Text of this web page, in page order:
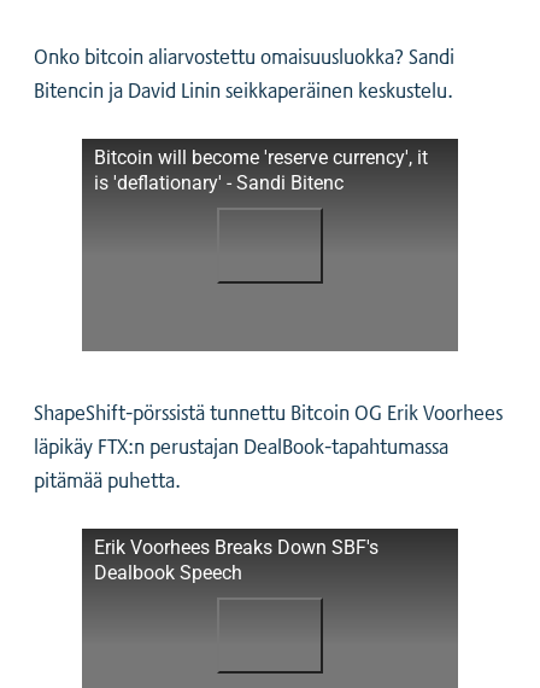
Onko bitcoin aliarvostettu omaisuusluokka? Sandi
Bitencin ja David Linin seikkaperäinen keskustelu.
Bitcoin will become 'reserve currency', it
is 'deflationary' - Sandi Bitenc
ShapeShift-pörssistä tunnettu Bitcoin OG Erik Voorhees
läpikäy FTX:n perustajan DealBook-tapahtumassa
pitämää puhetta.
Erik Voorhees Breaks Down SBF's
Dealbook Speech